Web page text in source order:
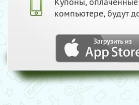
компьютере, будут